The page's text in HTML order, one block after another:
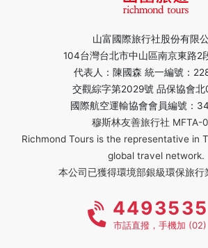
山富國際旅行社股份有限
104台灣台北市中山區南京東路2
代表人：陳國森 統一編號：
交觀綜字第2029號 品保協會
國際航空運輸協會會員編號：
穆斯林友善旅行社 MFTA-
Richmond Tours is the representative in
global travel network.
本公司已獲得環境部銀級環保旅行
4493535
市話直撥，手機加 (02)